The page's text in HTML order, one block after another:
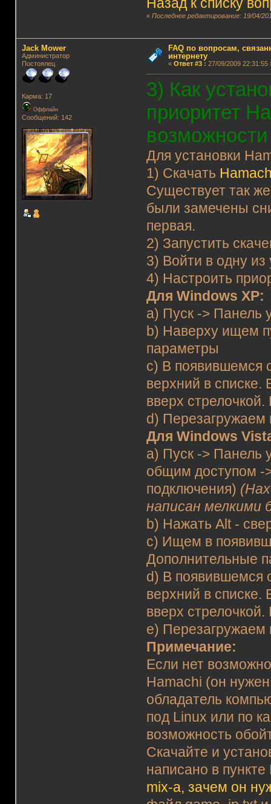
Назад к списку
«Последнее редактирование: 19/04/
Jack Mower
Администратор
Постоялец
Карма: 17
Оффлайн
Сообщений: 142
FAQ по вопросам,
интернету
« Ответ #3: 27/09/2009 22:31:55
3) Как
приоритет
Для установки
1) Скачать
Существует так
были замечены
первая.
2) Запустить
3) Войти в одну
4) Настроить
Для Windows XP:
a) Пуск -> Панель
b) Наверху ищем
параметры
c) В появившемся
верхний в списке.
вверх
d)
Для Windows
a) Пуск -> Панель
общим доступом -
подключения)
написан мелкими
b) Нажать Alt -
c) Ищем в
Дополнительные
d) В появившемся
верхний в списке.
вверх
e)
Примечание:
Если нет
Hamachi (он
обладатель
под Linux или по
возможность
Скачайте и
написано в
mix-а, зачем он